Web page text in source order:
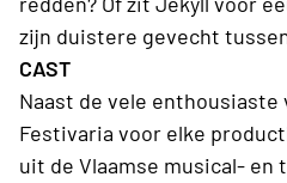
zijn duistere gevecht
CAST
Naast de vele
Festivaria voor elke
uit de Vlaamse musical- en